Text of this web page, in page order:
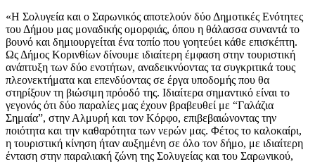
«Η Σολυγεία και ο Σαρωνικός αποτελούν δύο Δημοτικές Ενότητες
του Δήμου μας μοναδικής ομορφιάς, όπου η θάλασσα συναντά το
βουνό και δημιουργείται ένα τοπίο που γοητεύει κάθε επισκέπτη.
Ως Δήμος Κορινθίων δίνουμε ιδιαίτερη έμφαση στην τουριστική
ανάπτυξη των δύο ενοτήτων, αναδεικνύοντας τα συγκριτικά τους
πλεονεκτήματα και επενδύοντας σε έργα υποδομής που θα
στηρίξουν τη βιώσιμη πρόοδό της. Ιδιαίτερα σημαντικό είναι το
γεγονός ότι δύο παραλίες μας έχουν βραβευθεί με “Γαλάζια
Σημαία”, στην Αλμυρή και τον Κόρφο, επιβεβαιώνοντας την
ποιότητα και την καθαρότητα των νερών μας. Φέτος το καλοκαίρι,
η τουριστική κίνηση ήταν αυξημένη σε όλο τον δήμο, με ιδιαίτερη
ένταση στην παραλιακή ζώνη της Σολυγείας και του Σαρωνικού,